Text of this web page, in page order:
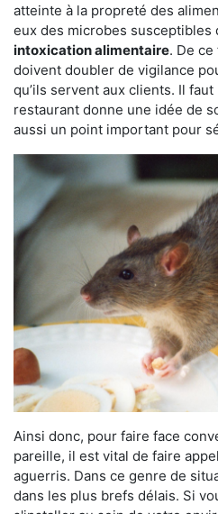
atteinte à la propreté des
eux des microbes susceptibles
intoxication alimentaire. De
doivent doubler de vigilance
qu’ils servent aux clients. Il faut
restaurant donne une idée de
aussi un point important pour
Ainsi donc, pour faire face
pareille, il est vital de faire
aguerris. Dans ce genre de
dans les plus brefs délais. Si